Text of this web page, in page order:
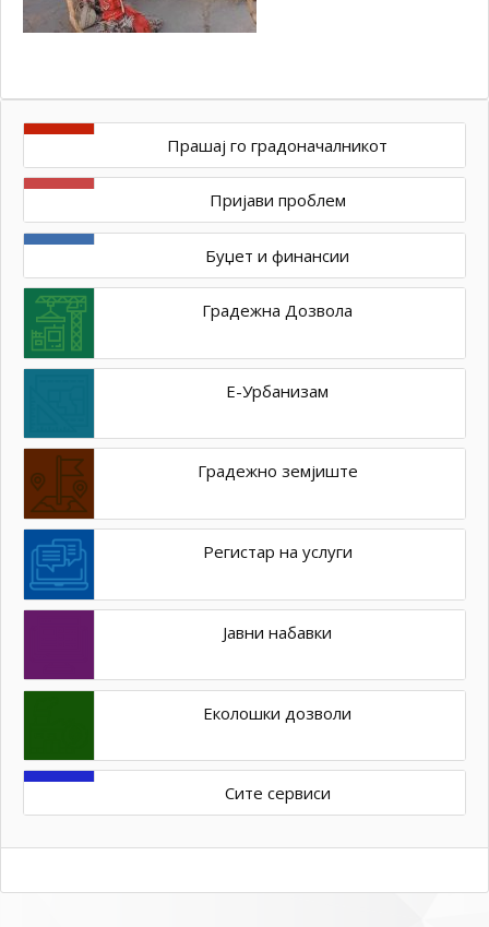
Прашај го градоначалникот
Пријави проблем
Буџет и финансии
Градежна Дозвола
Е-Урбанизам
Градежно земјиште
Регистар на услуги
Јавни набавки
Еколошки дозволи
Сите сервиси